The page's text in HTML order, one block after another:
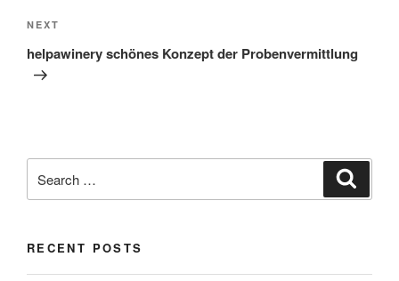
Next
Post
NEXT
helpawinery schönes Konzept der Probenvermittlung
for:
RECENT POSTS